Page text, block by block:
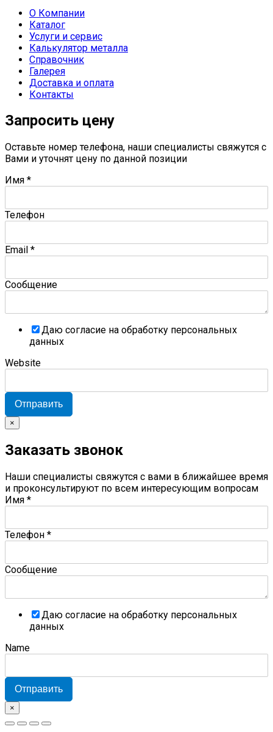
О Компании
Каталог
Услуги и сервис
Калькулятор металла
Справочник
Галерея
Доставка и оплата
Контакты
Запросить цену
Оставьте номер телефона, наши специалисты свяжутся с
Вами и уточнят цену по данной позиции
Имя *
Телефон
Email *
Сообщение
Даю согласие на обработку персональных
данных
Website
Отправить
×
Заказать звонок
Наши специалисты свяжутся с вами в ближайшее время
и проконсультируют по всем интересующим вопросам
Имя *
Телефон *
Сообщение
Даю согласие на обработку персональных
данных
Name
Отправить
×